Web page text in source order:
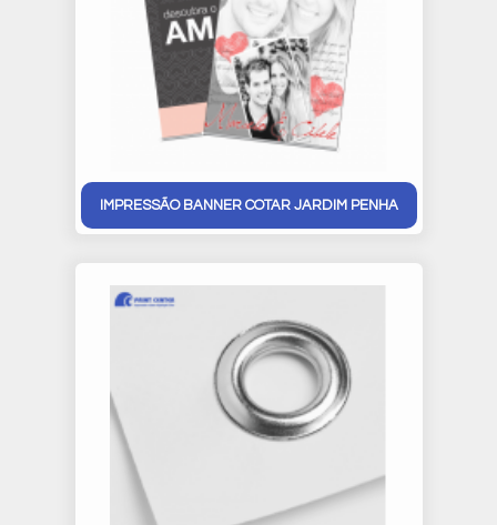
IMPRESSÃO BANNER COTAR JARDIM PENHA